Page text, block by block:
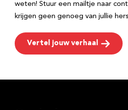
weten! Stuur een mailtje naar
krijgen geen genoeg van jullie
Vertel jouw verhaal